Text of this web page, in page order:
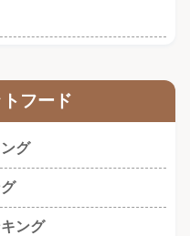
フード
グ
ング